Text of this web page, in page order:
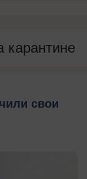
карантине
свои